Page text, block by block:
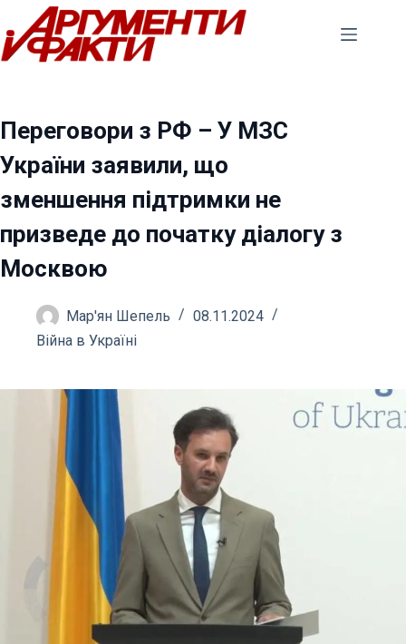
Перейти
до
вмісту
Переговори з РФ – У МЗС
України заявили, що
зменшення підтримки не
призведе до початку діалогу з
Москвою
Мар'ян Шепель
08.11.2024
Війна в Україні